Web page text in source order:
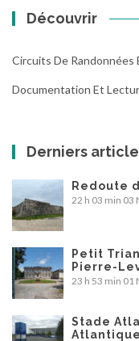
Découvrir
Circuits De Randonnées
Documentation Et
Derniers
Redoute
22 h 03 min 03
Petit
Pierre-
23 h 53 min 01
Stade